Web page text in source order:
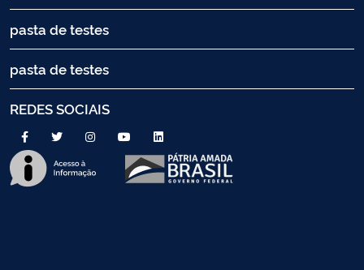
pasta de testes
pasta de testes
REDES SOCIAIS